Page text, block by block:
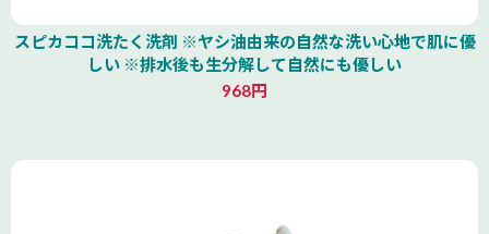
スピカココ洗たく洗剤 ※ヤシ油由来の自然な洗い心地で肌に優
しい ※排水後も生分解して自然にも優しい
968円